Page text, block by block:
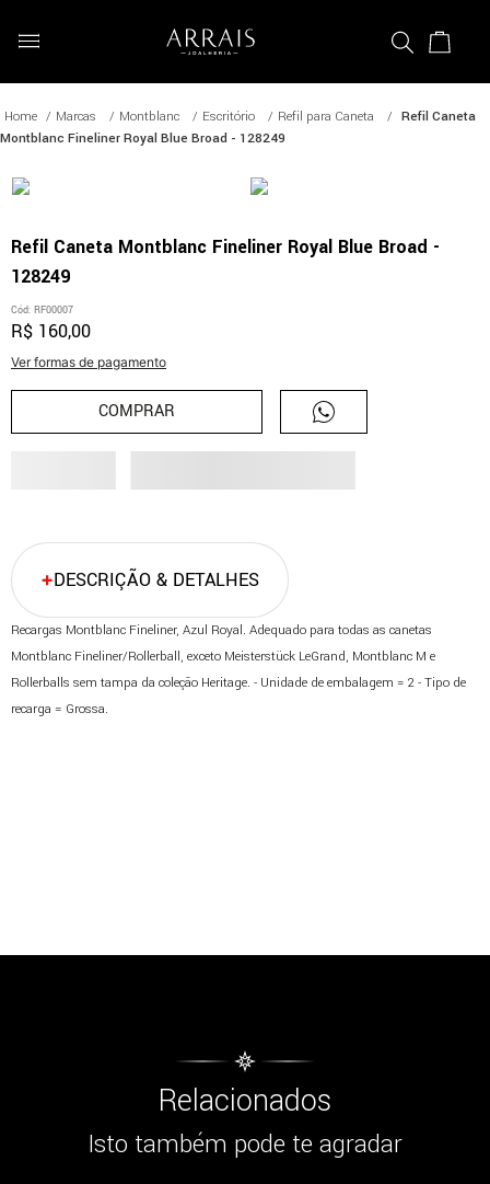
Marcas Montblanc Escritório Refil para Caneta
Refil Caneta
Montblanc Fineliner Royal Blue Broad - 128249
Refil Caneta Montblanc Fineliner Royal Blue Broad -
128249
Cód: RF00007
R$ 160,00
Ver formas de pagamento
COMPRAR
DESCRIÇÃO & DETALHES
Recargas Montblanc Fineliner, Azul Royal. Adequado para todas as canetas
Montblanc Fineliner/Rollerball, exceto Meisterstück LeGrand, Montblanc M e
Rollerballs sem tampa da coleção Heritage. - Unidade de embalagem = 2 - Tipo de
recarga = Grossa.
Relacionados
Isto também pode te agradar